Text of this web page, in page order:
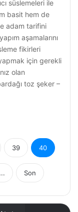
süslemeleri ile
basit hem de
adam tarifini
aşamalarını
fikirleri
için gerekli
olan
toz şeker –
39 40
... Son